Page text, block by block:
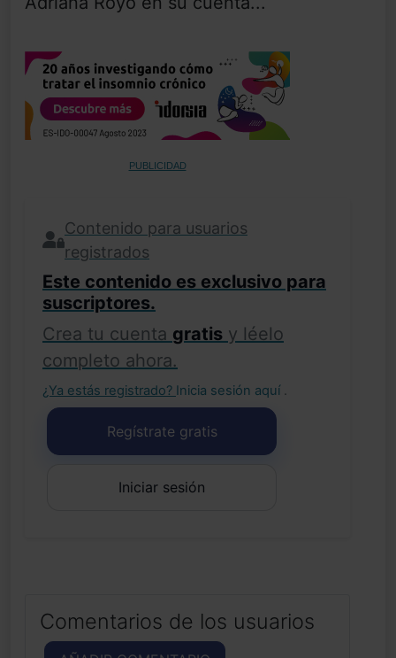
PUBLICIDAD
Contenido para usuarios
registrados
Este contenido es exclusivo para
suscriptores.
Crea tu cuenta gratis y léelo
completo ahora.
¿Ya estás registrado? Inicia sesión aquí .
Regístrate gratis
Iniciar sesión
Comentarios de los usuarios